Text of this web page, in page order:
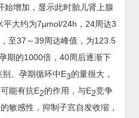
始增加，显示此时胎儿肾上腺
平大约为7μmol/24h，24周达3
至37～39周达峰值，为123.5
期的1000倍，40周后逐渐下
。孕期循环中E3的量很大，
能有抗E2的作用，与E2竞争
敏感性，抑制子宫自发收缩，